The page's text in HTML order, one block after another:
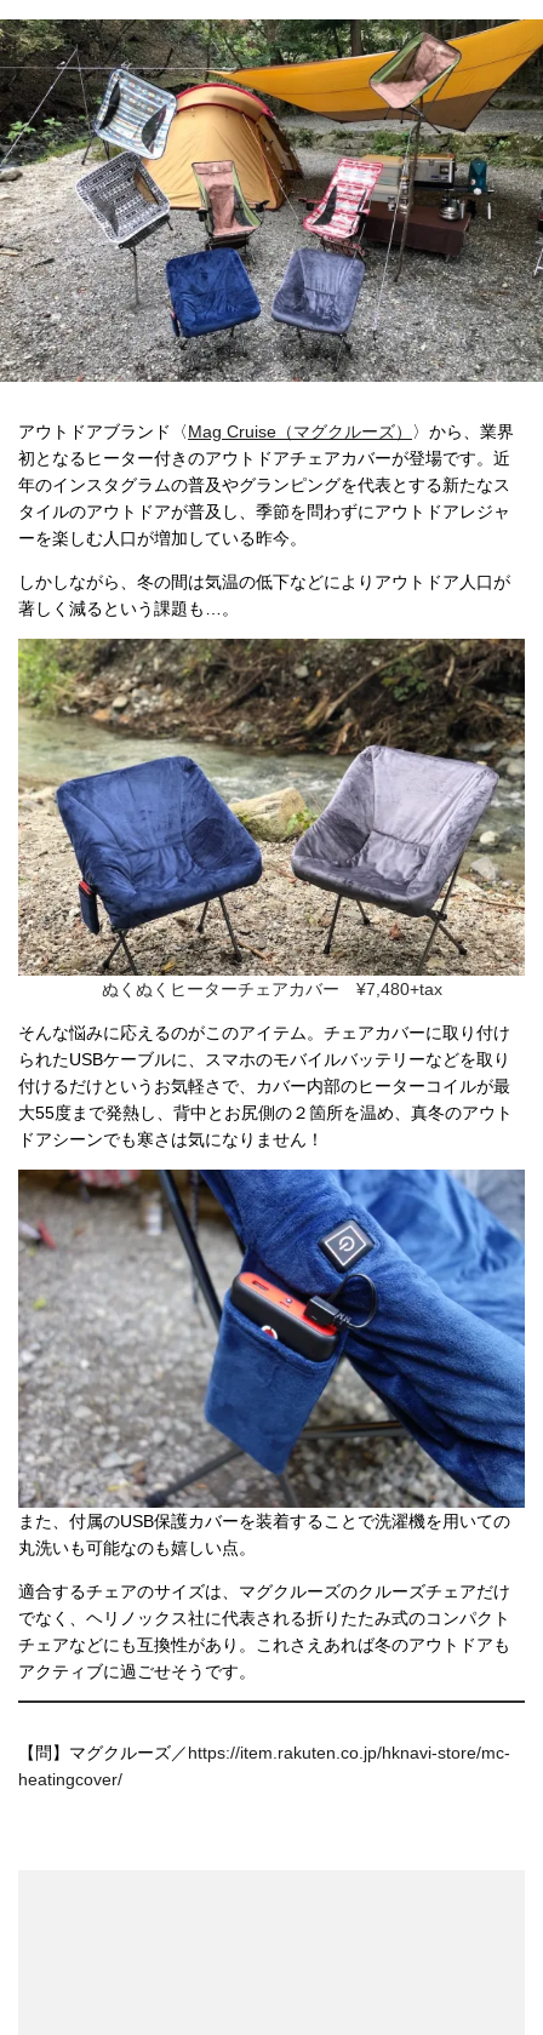
アウトドアブランド〈Mag Cruise（マグクルーズ）
〉から、業界
初となるヒーター付きのアウトドアチェアカバーが登場です。近
年のインスタグラムの普及やグランピングを代表とする新たなス
タイルのアウトドアが普及し、季節を問わずにアウトドアレジャ
ーを楽しむ人口が増加している昨今。
しかしながら、冬の間は気温の低下などによりアウトドア人口が
著しく減るという課題も…。
ぬくぬくヒーターチェアカバー ¥7,480+tax
そんな悩みに応えるのがこのアイテム。チェアカバーに取り付け
られたUSBケーブルに、スマホのモバイルバッテリーなどを取り
付けるだけというお気軽さで、カバー内部のヒーターコイルが最
大55度まで発熱し、背中とお尻側の２箇所を温め、真冬のアウト
ドアシーンでも寒さは気になりません！
また、付属のUSB保護カバーを装着することで洗濯機を用いての
丸洗いも可能なのも嬉しい点。
適合するチェアのサイズは、マグクルーズのクルーズチェアだけ
でなく、ヘリノックス社に代表される折りたたみ式のコンパクト
チェアなどにも互換性があり。これさえあれば冬のアウトドアも
アクティブに過ごせそうです。
【問】マグクルーズ／https://item.rakuten.co.jp/hknavi-store/mc-
heatingcover/